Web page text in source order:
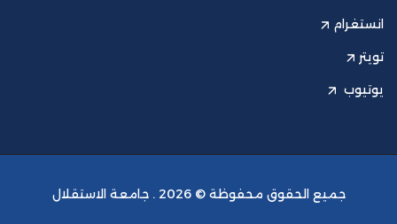
انستغرام
تويتر
يوتيوب
جميع الحقوق محفوظة © 2026 . جامعة الاستقلال